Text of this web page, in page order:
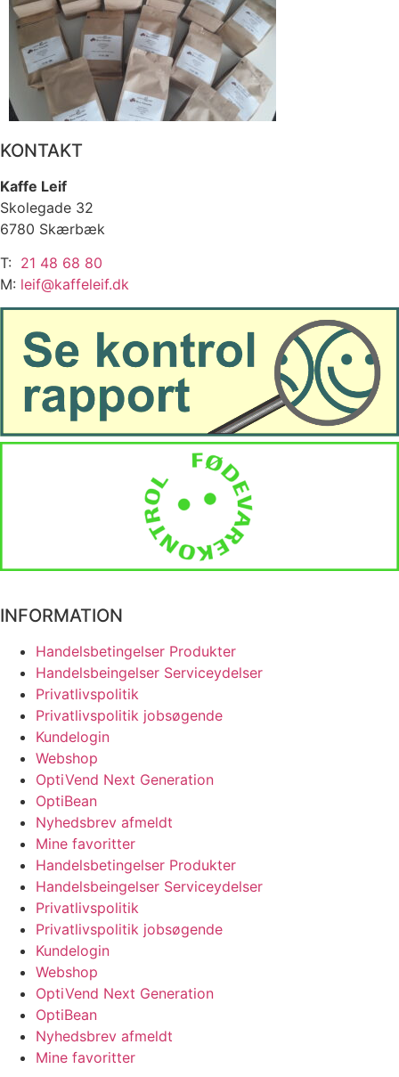
KONTAKT
Kaffe Leif
Skolegade 32
6780 Skærbæk
T: 21 48 68 80
M: leif@kaffeleif.dk
INFORMATION
Handelsbetingelser Produkter
Handelsbeingelser Serviceydelser
Privatlivspolitik
Privatlivspolitik jobsøgende
Kundelogin
Webshop
OptiVend Next Generation
OptiBean
Nyhedsbrev afmeldt
Mine favoritter
Handelsbetingelser Produkter
Handelsbeingelser Serviceydelser
Privatlivspolitik
Privatlivspolitik jobsøgende
Kundelogin
Webshop
OptiVend Next Generation
OptiBean
Nyhedsbrev afmeldt
Mine favoritter